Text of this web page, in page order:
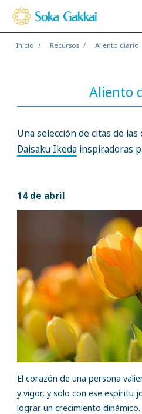
Inicio Recursos Aliento diario
Aliento
Una selección de citas de
Daisaku Ikedainspiradoras
14 de abril
El corazón de una persona
y vigor, y solo con ese espíritu
lograr un crecimiento dinámico.